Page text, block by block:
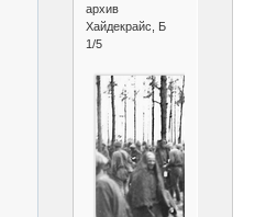
архив
Хайдекрайс, Б
1/5